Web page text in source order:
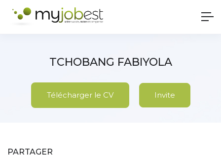
TCHOBANG FABIYOLA
Télécharger le CV Invite
PARTAGER